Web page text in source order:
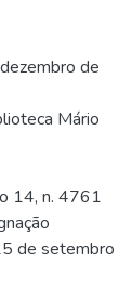
de
Mário
14, n. 4761
de setembro